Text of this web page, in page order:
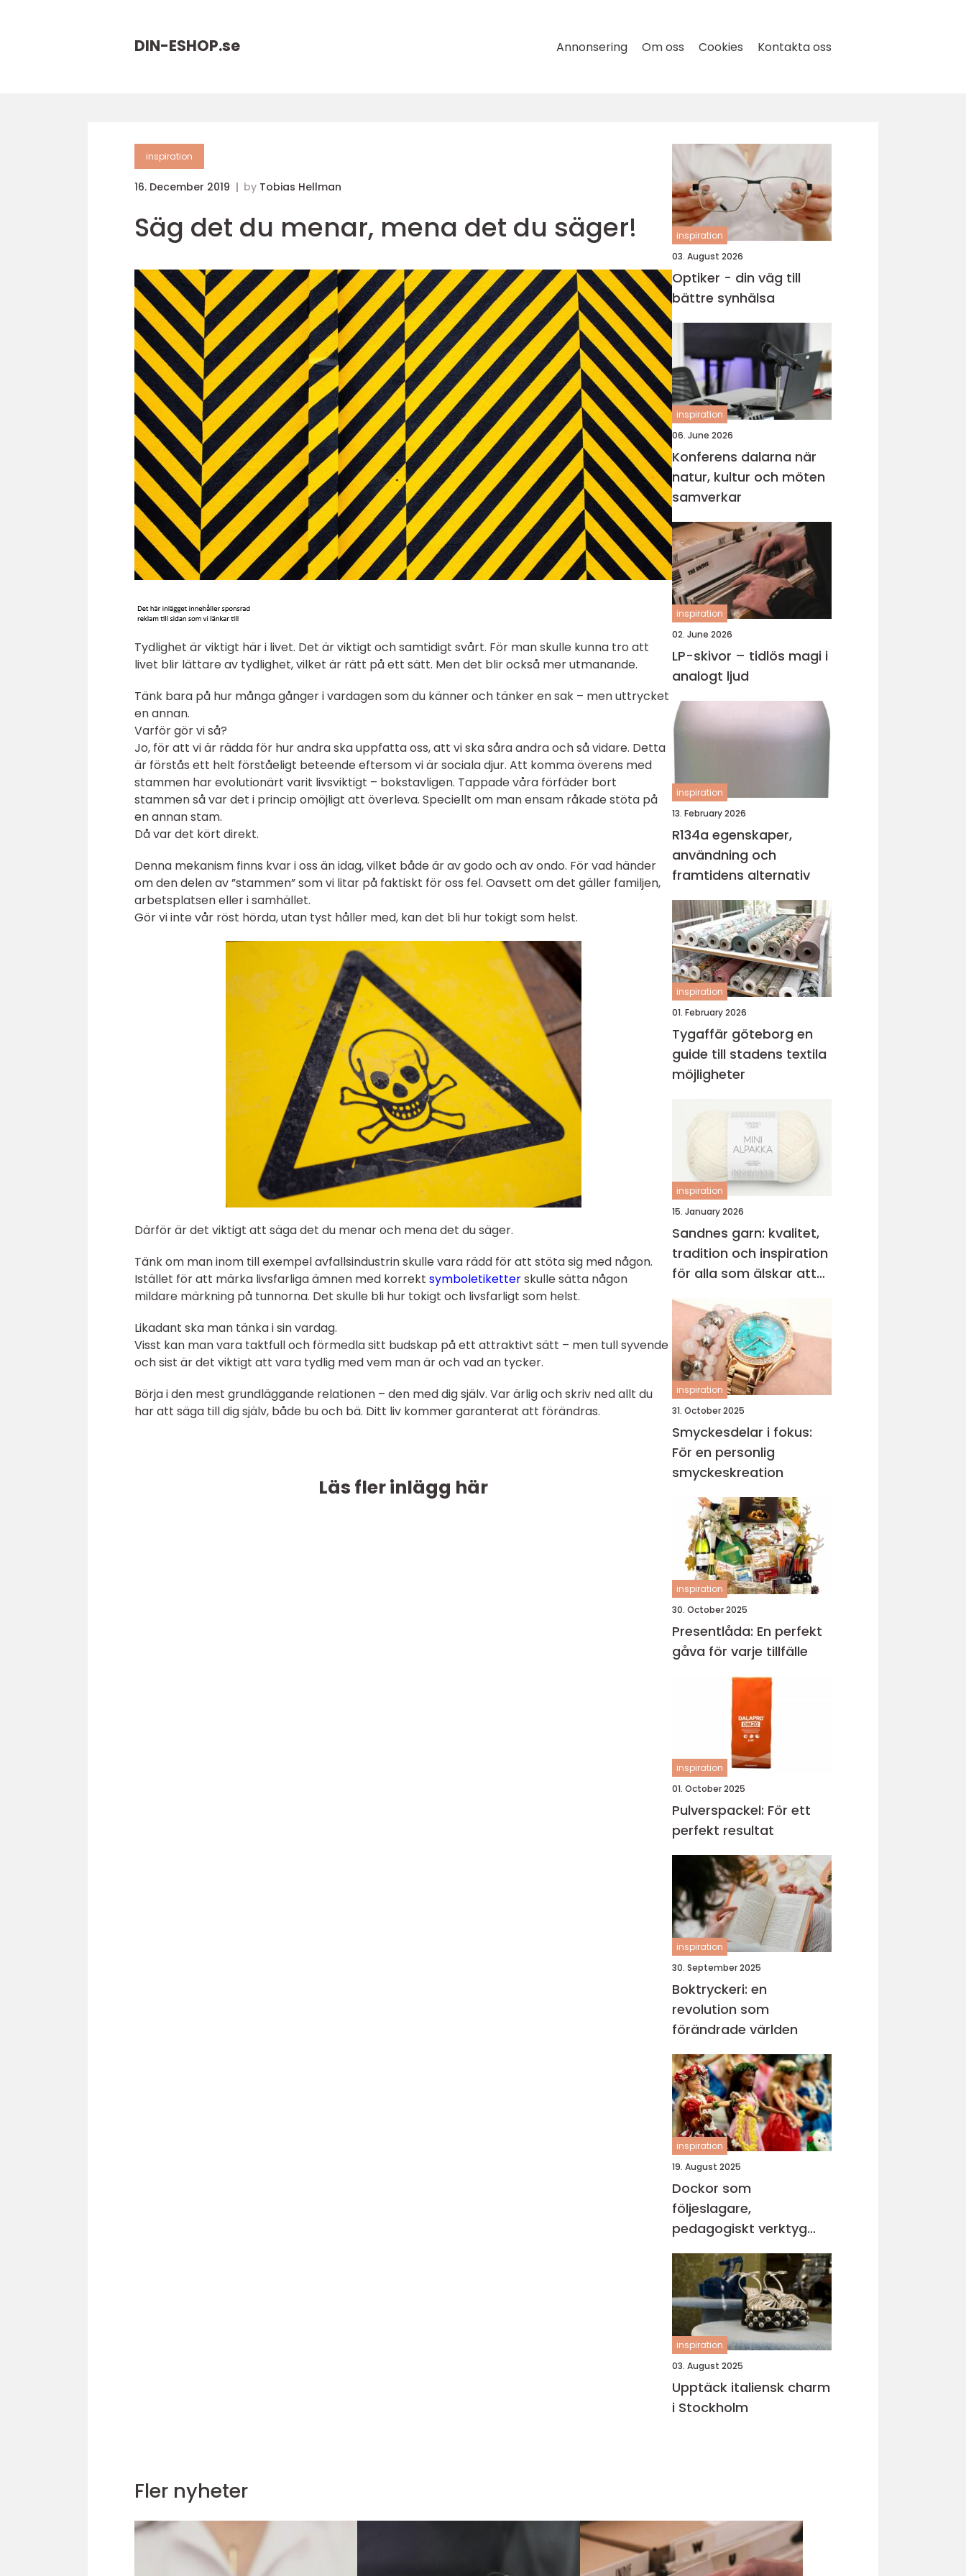
DIN-ESHOP.se Annonsering Om oss Cookies Kontakta oss
inspiration
16. December 2019 by Tobias Hellman
Säg det du menar, mena det du säger!
Tydlighet är viktigt här i livet. Det är viktigt och samtidigt svårt. För man skulle kunna tro att
livet blir lättare av tydlighet, vilket är rätt på ett sätt. Men det blir också mer utmanande.
Tänk bara på hur många gånger i vardagen som du känner och tänker en sak – men uttrycket
en annan.
Varför gör vi så?
Jo, för att vi är rädda för hur andra ska uppfatta oss, att vi ska såra andra och så vidare. Detta
är förstås ett helt förståeligt beteende eftersom vi är sociala djur. Att komma överens med
stammen har evolutionärt varit livsviktigt – bokstavligen. Tappade våra förfäder bort
stammen så var det i princip omöjligt att överleva. Speciellt om man ensam råkade stöta på
en annan stam.
Då var det kört direkt.
Denna mekanism finns kvar i oss än idag, vilket både är av godo och av ondo. För vad händer
om den delen av ”stammen” som vi litar på faktiskt för oss fel. Oavsett om det gäller familjen,
arbetsplatsen eller i samhället.
Gör vi inte vår röst hörda, utan tyst håller med, kan det bli hur tokigt som helst.
Därför är det viktigt att säga det du menar och mena det du säger.
Tänk om man inom till exempel avfallsindustrin skulle vara rädd för att stöta sig med någon.
Istället för att märka livsfarliga ämnen med korrekt symboletiketterskulle sätta någon
mildare märkning på tunnorna. Det skulle bli hur tokigt och livsfarligt som helst.
Likadant ska man tänka i sin vardag.
Visst kan man vara taktfull och förmedla sitt budskap på ett attraktivt sätt – men tull syvende
och sist är det viktigt att vara tydlig med vem man är och vad an tycker.
Börja i den mest grundläggande relationen – den med dig själv. Var ärlig och skriv ned allt du
har att säga till dig själv, både bu och bä. Ditt liv kommer garanterat att förändras.
Läs fler inlägg här
inspiration
03. August 2026
Optiker - din väg till
bättre synhälsa
inspiration
06. June 2026
Konferens dalarna när
natur, kultur och möten
samverkar
inspiration
02. June 2026
LP-skivor – tidlös magi i
analogt ljud
inspiration
13. February 2026
R134a egenskaper,
användning och
framtidens alternativ
inspiration
01. February 2026
Tygaffär göteborg en
guide till stadens textila
möjligheter
inspiration
15. January 2026
Sandnes garn: kvalitet,
tradition och inspiration
för alla som älskar att
inspiration
31. October 2025
Smyckesdelar i fokus:
För en personlig
smyckeskreation
inspiration
30. October 2025
Presentlåda: En perfekt
gåva för varje tillfälle
inspiration
01. October 2025
Pulverspackel: För ett
perfekt resultat
inspiration
30. September 2025
Boktryckeri: en
revolution som
förändrade världen
inspiration
19. August 2025
Dockor som
följeslagare,
pedagogiskt verktyg
och trygghet i vardagen
inspiration
03. August 2025
Upptäck italiensk charm
i Stockholm
Fler nyheter